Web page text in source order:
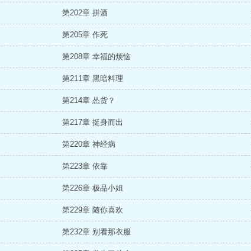
第202章 拼酒
第205章 作死
第208章 幸福的烦恼
第211章 黑暗料理
第214章 怂货？
第217章 挺身而出
第220章 神经病
第223章 依靠
第226章 极品小姐
第229章 随你喜欢
第232章 别看那衣服